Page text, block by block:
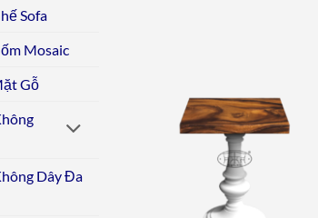
Sofa
Mosaic
Gỗ
Dây Đa